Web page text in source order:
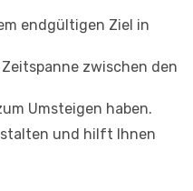
endgültigen Ziel in
zwischen den
Umsteigen haben.
und hilft Ihnen